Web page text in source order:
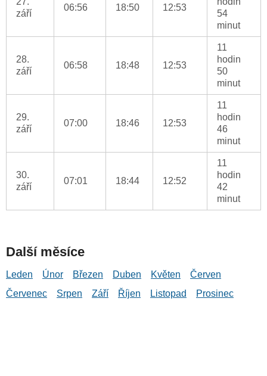
září
06:56 18:50 12:53
54
minut
28.
září
06:58 18:48 12:53
11
hodin
50
minut
29.
září
07:00 18:46 12:53
11
hodin
46
minut
30.
září
07:01 18:44 12:52
11
hodin
42
minut
Další měsíce
Leden Únor Březen Duben Květen
Červen
Červenec
Srpen Září Říjen Listopad Prosinec